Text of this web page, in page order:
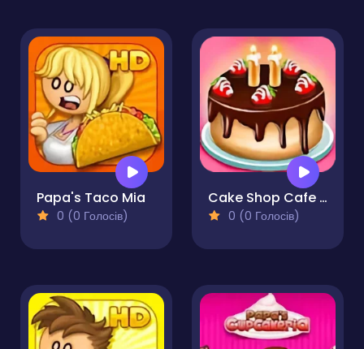
Papa's Taco Mia
0 (0 Голосів)
Cake Shop Cafe Pastries & Waffles cooking Game
0 (0 Голосів)